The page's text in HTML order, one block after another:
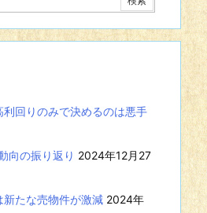
回りのみで決めるのは悪手
向の振り返り 2024年12月27
たな売物件が激減 2024年